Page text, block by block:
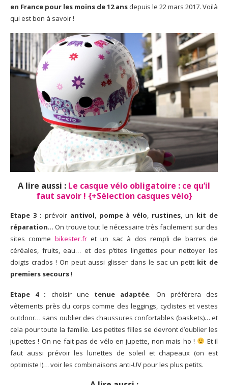
en France pour les moins de 12 ans depuis le 22 mars 2017. Voilà
qui est bon à savoir !
A lire aussi : Le casque vélo obligatoire : ce qu’il
faut savoir ! {+Sélection casques vélo}
Etape 3 : prévoir antivol, pompe à vélo, rustines, un kit de
réparation… On trouve tout le nécessaire très facilement sur des
sites comme bikester.fret un sac à dos rempli de barres de
céréales, fruits, eau… et des p’tites lingettes pour nettoyer les
doigts crados ! On peut aussi glisser dans le sac un petit kit de
premiers secours!
Etape 4 : choisir une tenue adaptée. On préférera des
vêtements près du corps comme des leggings, cyclistes et vestes
outdoor… sans oublier des chaussures confortables (baskets)… et
cela pour toute la famille. Les petites filles se devront d’oublier les
jupettes ! On ne fait pas de vélo en jupette, non mais ho !
Et il
faut aussi prévoir les lunettes de soleil et chapeaux (on est
optimiste !)… voir les combinaisons anti-UV pour les plus petits.